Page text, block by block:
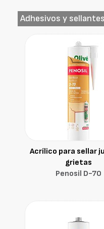
Adhesivos y
Acrílico para sellar
grietas
Penosil D-70